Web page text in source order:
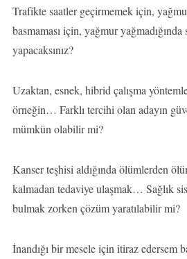
Trafikte saatler geçirmemek için,
basmaması için, yağmur
yapacaksınız?
Uzaktan, esnek, hibrid çalışma
örneğin… Farklı tercihi olan adayın
mümkün olabilir mi?
Kanser teşhisi aldığında ölümlerden
kalmadan tedaviye ulaşmak… Sağlık
bulmak zorken çözüm yaratılabilir mi?
İnandığı bir mesele için itiraz edersem